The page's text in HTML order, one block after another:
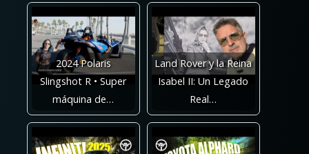
2024 Polaris
Slingshot R • Super
máquina de…
Land Rover y la Reina
Isabel II: Un Legado
Real…